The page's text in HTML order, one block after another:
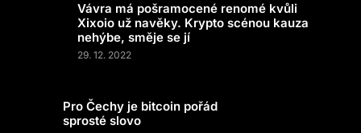
Vávra má pošramocené renomé kvůli
Xixoio už navěky. Krypto scénou kauza
nehýbe, směje se jí
29. 12. 2022
Pro Čechy je bitcoin pořád
sprosté slovo